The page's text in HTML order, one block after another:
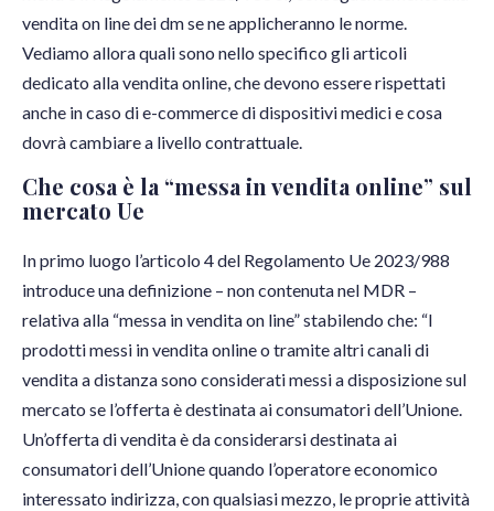
vendita on line dei dm se ne applicheranno le norme.
Vediamo allora quali sono nello specifico gli articoli
dedicato alla vendita online, che devono essere rispettati
anche in caso di e-commerce di dispositivi medici e cosa
dovrà cambiare a livello contrattuale.
Che cosa è la “messa in vendita online” sul
mercato Ue
In primo luogo l’articolo 4 del Regolamento Ue 2023/988
introduce una definizione – non contenuta nel MDR –
relativa alla “messa in vendita on line” stabilendo che: “I
prodotti messi in vendita online o tramite altri canali di
vendita a distanza sono considerati messi a disposizione sul
mercato se l’offerta è destinata ai consumatori dell’Unione.
Un’offerta di vendita è da considerarsi destinata ai
consumatori dell’Unione quando l’operatore economico
interessato indirizza, con qualsiasi mezzo, le proprie attività